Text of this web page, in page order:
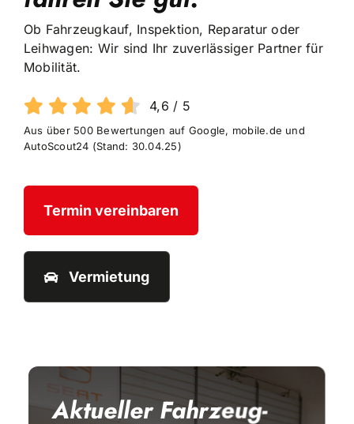
Ob Fahrzeugkauf, Inspektion, Reparatur oder
Leihwagen: Wir sind Ihr zuverlässiger Partner für
Mobilität.
4,6 / 5
Aus über 500 Bewertungen auf Google, mobile.de und
AutoScout24 (Stand: 30.04.25)
Termin vereinbaren
Vermietung
Aktueller Fahrzeug­